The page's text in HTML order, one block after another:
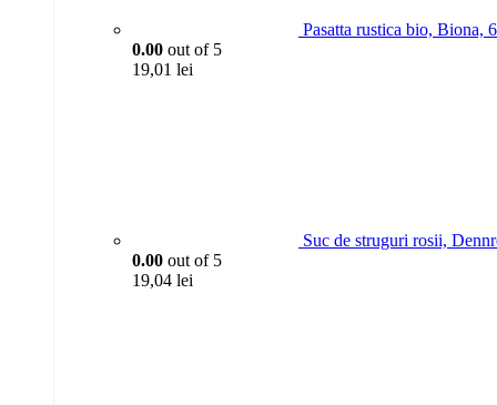
Pasatta rustica bio, Biona,
0.00 out of 5
19,01 lei
Suc de struguri rosii,
0.00 out of 5
19,04 lei